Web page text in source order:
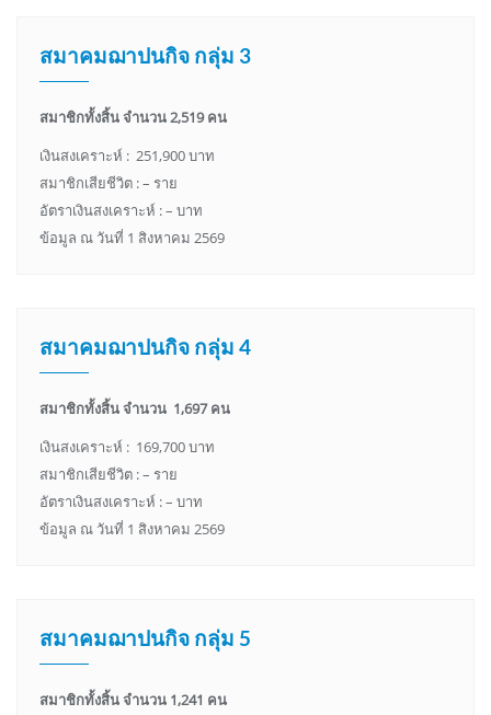
สมาคมฌาปนกิจ กลุ่ม 3
สมาชิกทั้งสิ้น จำนวน 2,519 คน
เงินสงเคราะห์ : 251,900 บาท
สมาชิกเสียชีวิต : – ราย
อัตราเงินสงเคราะห์ : – บาท
ข้อมูล ณ วันที่ 1 สิงหาคม 2569
สมาคมฌาปนกิจ กลุ่ม 4
สมาชิกทั้งสิ้น จำนวน 1,697 คน
เงินสงเคราะห์ : 169,700 บาท
สมาชิกเสียชีวิต : – ราย
อัตราเงินสงเคราะห์ : – บาท
ข้อมูล ณ วันที่ 1 สิงหาคม 2569
สมาคมฌาปนกิจ กลุ่ม 5
สมาชิกทั้งสิ้น จำนวน 1,241 คน